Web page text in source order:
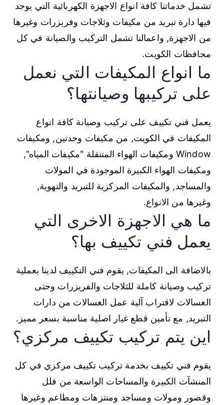
تشمل خدماتنا كافة انواع الاجهزة الكهربائية التي يوجد
فيها دارة تبريد من مكيفات وثلاجات وفريزرات وغيرها
من الاجهزة, واعمالنا تشمل التركيب والصيانة في كل
محافظات الكويت.
ما انواع المكيفات التي نعمل
على تركيبها وصيانتها؟
يعمل فني تكييف على تركيب وصيانة كافة انواع
المكيفات في الكويت, من مكيفات وحدتين, ومكيفات
Window ومكيفات الهواء المتنقلة "مكيفات المياه",
ومكيفات الهواء الكبيرة الموجودة في المولات
والمساجد, والمكيفات المركزية للتبريد والتهوية,
وغيرها من الانواع.
ما هي الاجهزة الاخرى التي
يعمل فني تكييف بها؟
بالاضافة الى المكيفات, يقوم فني التكييف لدينا بعملية
تركيب وصيانة كاملة للثلاجات والفريزرات وحتى
الغسالات لاقتراب آلية عمل الغسالات من دارات
التبريد, مع تأمين قطع غيار اصلية مناسبة بسعر مميز.
اين يتم تركيب تكييف مركزي؟
يقوم فني تكييف بخدمة تركيب تكييف مركزي في كل
المنشآت الكبيرة والمساحات الواسعة من فلل
وقصور ومولات ومساجد ومنتزهات ومطاعم وغيرها